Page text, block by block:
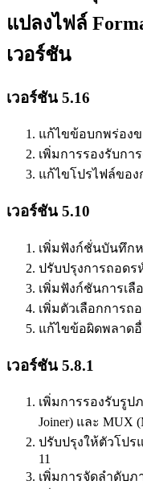
แปลงไฟล์
เวอร์ชัน
เวอร์ชัน 5.16
แก้ไขข้อบกพร่องข
เพิ่มการรองรับกา
แก้ไขโปรไฟล์ของ
เวอร์ชัน 5.10
เพิ่มฟังก์ชั่นบันทึก
ปรับปรุงการถอดร
เพิ่มฟังก์ชันการเ
เพิ่มตัวเลือกการถอ
แก้ไขข้อผิดพลาด
เวอร์ชัน 5.8.1
เพิ่มการรองรับรูป
Joiner) และ MUX
ปรับปรุงให้ตัวโปร
11
เพิ่มการจัดลำดับ